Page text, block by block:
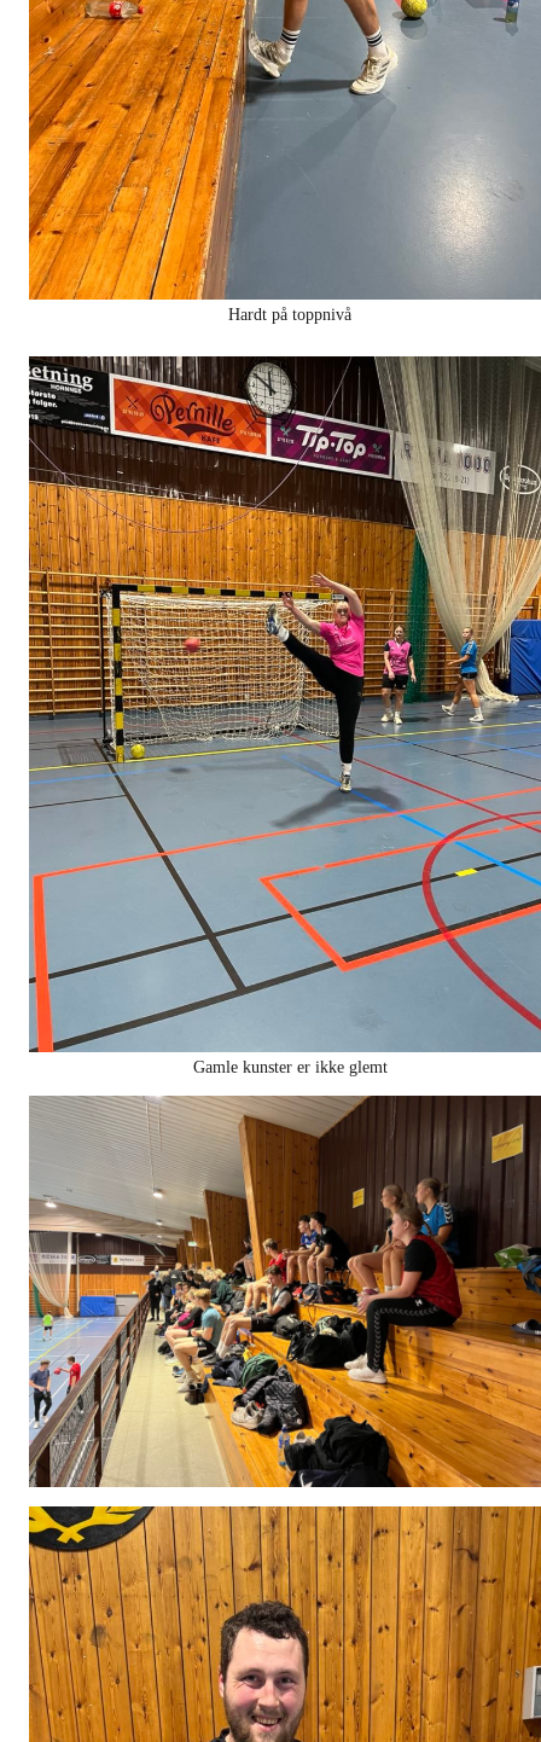
Hardt på toppnivå
Gamle kunster er ikke glemt